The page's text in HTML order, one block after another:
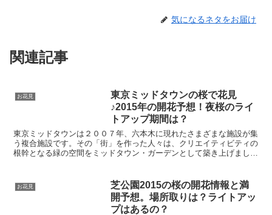
気になるネタをお届け
関連記事
お花見
東京ミッドタウンの桜で花見
♪2015年の開花予想！夜桜のライ
トアップ期間は？
東京ミッドタウンは２００７年、六本木に現れたさまざまな施設が集
う複合施設です。その「街」を作った人々は、クリエイティビティの
根幹となる緑の空間をミッドタウン・ガーデンとして築き上げまし
お花見
芝公園2015の桜の開花情報と満
開予想。場所取りは？ライトアッ
プはあるの？